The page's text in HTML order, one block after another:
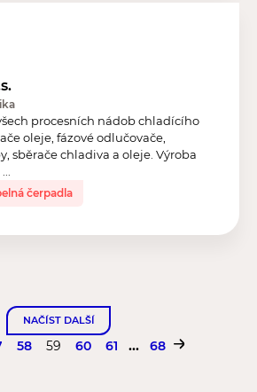
procesních nádob chladícího
oleje, fázové odlučovače,
sběrače chladiva a oleje. Výroba
čerpadla
NAČÍST DALŠÍ
58 59 60 61 ... 68